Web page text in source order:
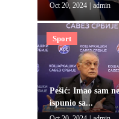
Oct 20, 2024 admin
Sport
Pešić: Imao sam
ispunio sa...